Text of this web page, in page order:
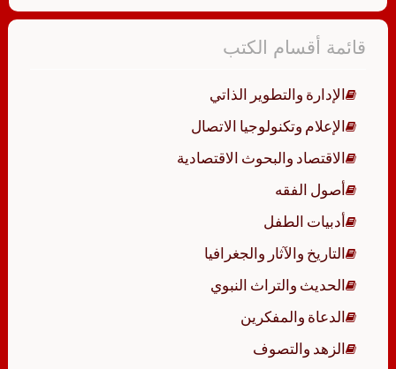
قائمة أقسام الكتب
الإدارة والتطوير الذاتي
الإعلام وتكنولوجيا الاتصال
الاقتصاد والبحوث الاقتصادية
أصول الفقه
أدبيات الطفل
التاريخ والآثار والجغرافيا
الحديث والتراث النبوي
الدعاة والمفكرين
الزهد والتصوف